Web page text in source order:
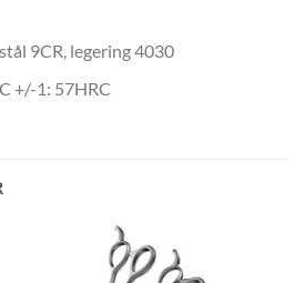
9CR, legering 4030
+/-1: 57HRC